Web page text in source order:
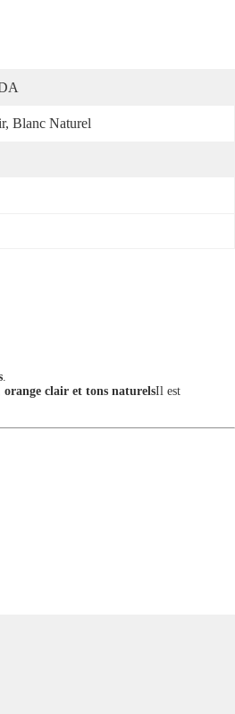
Blanc Naturel
.
orange clair et tons naturelsIl est